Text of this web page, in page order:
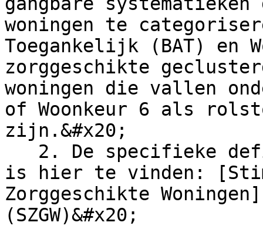
woningen te
Toegankelijk (BAT) en
zorggeschikte
woningen die vallen
of Woonkeur 6 als
zijn.&#x20;
is hier te vinden:
Zorggeschikte
(SZGW)&#x20;